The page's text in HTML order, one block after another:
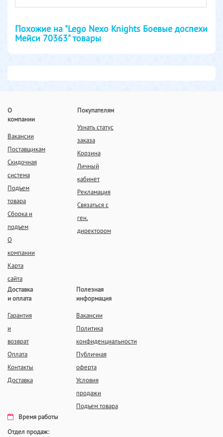
Похожие на "Lego Nexo Knights Боевые доспехи
Мейси 70363" товары
О
компании
Вакансии
Поставщикам
Скидочная
система
Подъем
товара
Сборка и
подъем
О
компании
Карта
сайта
Покупателям
Узнать статус
заказа
Корзина
Личный
кабинет
Рекламация
Связаться с
ген.
директором
Доставка
и оплата
Гарантия
и
возврат
Оплата
Контакты
Доставка
Полезная
информация
Вакансии
Политика
конфиденциальности
Публичная
оферта
Условия
продажи
Подъем товара
Время работы
Отдел продаж: